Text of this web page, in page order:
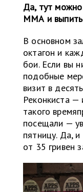
Да, тут
ММА и выпить
В основном
октагон и
бои. Если вы
подобные
визит в
Реконкиста —
такого
посещали —
пятницу. Да,
от 35 гривен